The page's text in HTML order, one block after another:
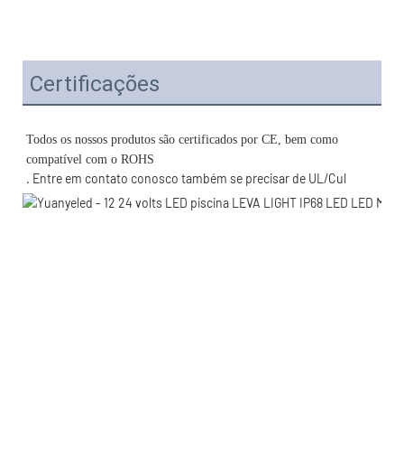
Certificações
Todos os nossos produtos são certificados por CE, bem como
. Entre em contato conosco também se precisar de UL/Cul